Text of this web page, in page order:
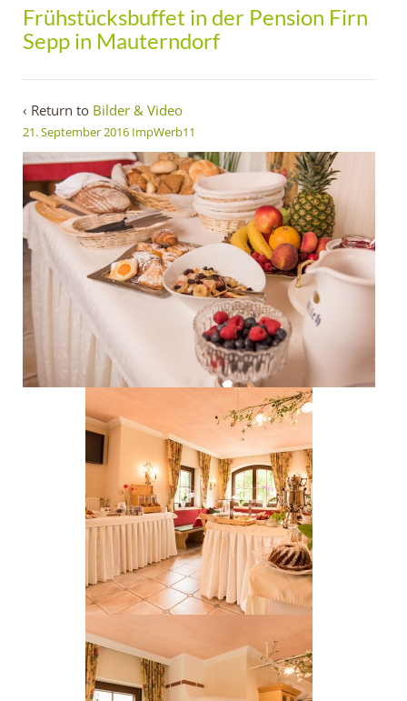
Frühstücksbuffet in der Pension Firn
Sepp in Mauterndorf
‹ Return to Bilder & Video
21. September 2016 ImpWerb11